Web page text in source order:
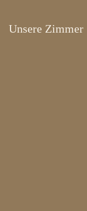
Unsere Zimmer